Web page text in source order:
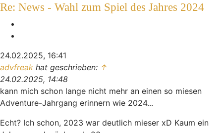
Re: News - Wahl zum Spiel des Jahres 2024
24.02.2025, 16:41
advfreak hat geschrieben: ↑
24.02.2025, 14:48
kann mich schon lange nicht mehr an einen so miesen
Adventure-Jahrgang erinnern wie 2024...
Echt? Ich schon, 2023 war deutlich mieser xD Kaum ein